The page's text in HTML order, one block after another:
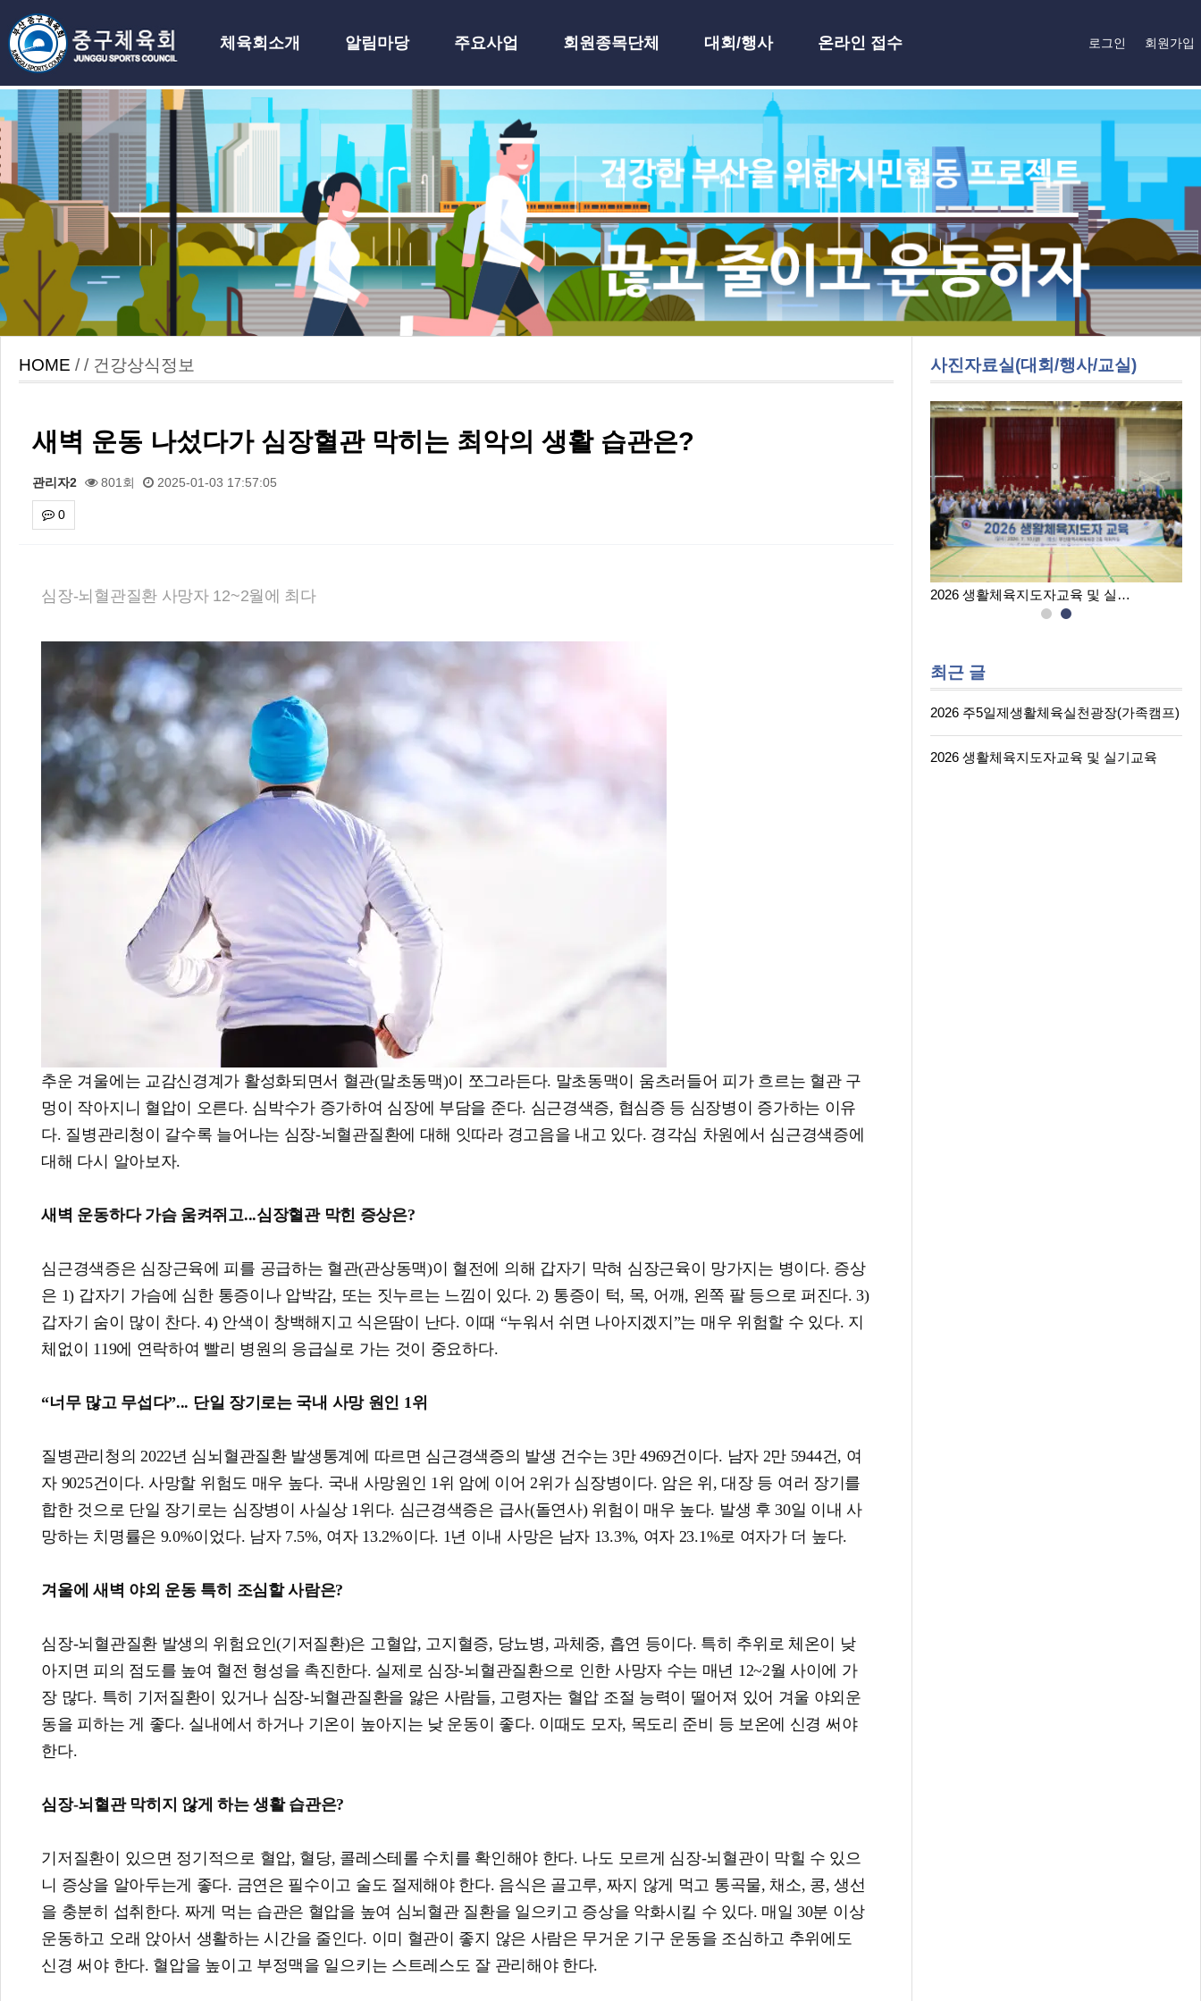
체육회소개 알림마당 주요사업 회원종목단체 대회/행사
온라인 접수
하위분류
로그인 회원가입
HOME / / 건강상식정보
새벽 운동 나섰다가 심장혈관 막히는 최악의 생활 습관은?
관리자2 801회 2025-01-03 17:57:05
0
심장-뇌혈관질환 사망자 12~2월에 최다
추운 겨울에는 교감신경계가 활성화되면서 혈관(말초동맥)이 쪼그라든다. 말초동맥이 움츠러들어 피가 흐르는 혈관 구
멍이 작아지니 혈압이 오른다. 심박수가 증가하여 심장에 부담을 준다. 심근경색증, 협심증 등 심장병이 증가하는 이유
다. 질병관리청이 갈수록 늘어나는 심장-뇌혈관질환에 대해 잇따라 경고음을 내고 있다. 경각심 차원에서 심근경색증에
대해 다시 알아보자.
새벽 운동하다 가슴 움켜쥐고...심장혈관 막힌 증상은?
심근경색증은 심장근육에 피를 공급하는 혈관(관상동맥)이 혈전에 의해 갑자기 막혀 심장근육이 망가지는 병이다. 증상
은 1) 갑자기 가슴에 심한 통증이나 압박감, 또는 짓누르는 느낌이 있다. 2) 통증이 턱, 목, 어깨, 왼쪽 팔 등으로 퍼진다. 3)
갑자기 숨이 많이 찬다. 4) 안색이 창백해지고 식은땀이 난다. 이때 “누워서 쉬면 나아지겠지”는 매우 위험할 수 있다. 지
체없이 119에 연락하여 빨리 병원의 응급실로 가는 것이 중요하다.
“너무 많고 무섭다”... 단일 장기로는 국내 사망 원인 1 위
질병관리청의 2022년 심뇌혈관질환 발생통계에 따르면 심근경색증의 발생 건수는 3만 4969건이다. 남자 2만 5944건, 여
자 9025건이다. 사망할 위험도 매우 높다. 국내 사망원인 1위 암에 이어 2위가 심장병이다. 암은 위, 대장 등 여러 장기를
합한 것으로 단일 장기로는 심장병이 사실상 1위다. 심근경색증은 급사(돌연사) 위험이 매우 높다. 발생 후 30일 이내 사
망하는 치명률은 9.0%이었다. 남자 7.5%, 여자 13.2%이다. 1년 이내 사망은 남자 13.3%, 여자 23.1%로 여자가 더 높다.
겨울에 새벽 야외 운동 특히 조심할 사람은?
심장-뇌혈관질환 발생의 위험요인(기저질환)은 고혈압, 고지혈증, 당뇨병, 과체중, 흡연 등이다. 특히 추위로 체온이 낮
아지면 피의 점도를 높여 혈전 형성을 촉진한다. 실제로 심장-뇌혈관질환으로 인한 사망자 수는 매년 12~2월 사이에 가
장 많다. 특히 기저질환이 있거나 심장-뇌혈관질환을 앓은 사람들, 고령자는 혈압 조절 능력이 떨어져 있어 겨울 야외운
동을 피하는 게 좋다. 실내에서 하거나 기온이 높아지는 낮 운동이 좋다. 이때도 모자, 목도리 준비 등 보온에 신경 써야
한다.
심장-뇌혈관 막히지 않게 하는 생활 습관은?
​기저질환이 있으면 정기적으로 혈압, 혈당, 콜레스테롤 수치를 확인해야 한다. 나도 모르게 심장-뇌혈관이 막힐 수 있으
니 증상을 알아두는게 좋다. 금연은 필수이고 술도 절제해야 한다. 음식은 골고루, 짜지 않게 먹고 통곡물, 채소, 콩, 생선
을 충분히 섭취한다. 짜게 먹는 습관은 혈압을 높여 심뇌혈관 질환을 일으키고 증상을 악화시킬 수 있다. 매일 30분 이상
운동하고 오래 앉아서 생활하는 시간을 줄인다. 이미 혈관이 좋지 않은 사람은 무거운 기구 운동을 조심하고 추위에도
신경 써야 한다. 혈압을 높이고 부정맥을 일으키는 스트레스도 잘 관리해야 한다.
사진자료실(대회/행사/교실)
2026 주5일제생활체육실천광장(… 2026 생활체육지도자교육 및 실…
최근 글
2026 주5일제생활체육실천광장(가족캠프)
2026 생활체육지도자교육 및 실기교육